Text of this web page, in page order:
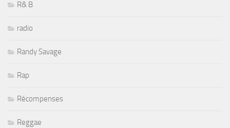
R& B
radio
Randy Savage
Rap
Récompenses
Reggae